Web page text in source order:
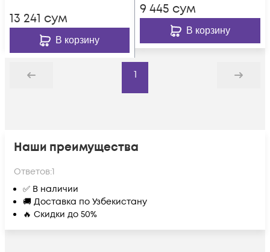
13 241 сум
В корзину
9 445 сум
В корзину
Назад
1
Дальше
Наши преимущества
Ответов:1
✅ В наличии
🚚 Доставка по Узбекистану
🔥 Скидки до 50%